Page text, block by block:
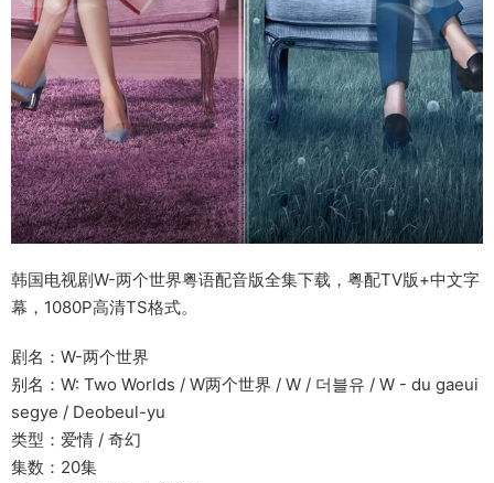
韩国电视剧W-两个世界粤语配音版全集下载，粤配TV版+中文字
幕，1080P高清TS格式。
剧名：W-两个世界
别名：W: Two Worlds / W两个世界 / W / 더블유 / W - du gaeui
segye / Deobeul-yu
类型：爱情 / 奇幻
集数：20集